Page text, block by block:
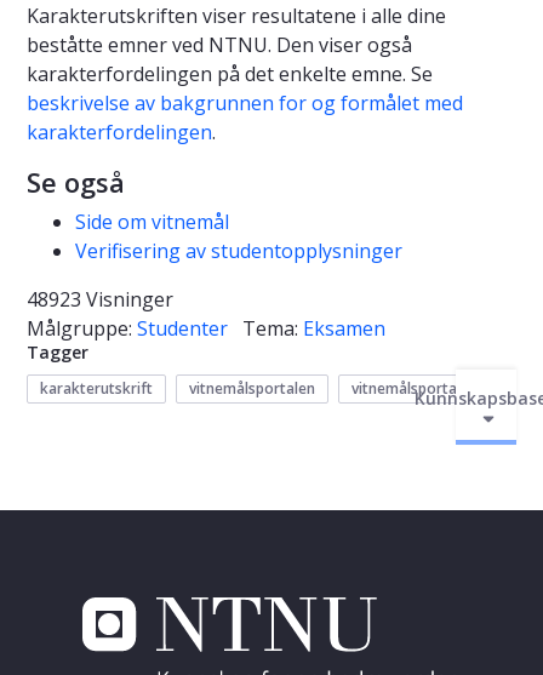
Karakterutskriften viser resultatene i alle dine
beståtte emner ved NTNU. Den viser også
karakterfordelingen på det enkelte emne. Se
beskrivelse av bakgrunnen for og formålet med
karakterfordelingen.
Se også
Side om vitnemål
Verifisering av studentopplysninger
48923 Visninger
Målgruppe: Studenter Tema: Eksamen
Tagger
karakterutskrift vitnemålsportalen vitnemålsportal